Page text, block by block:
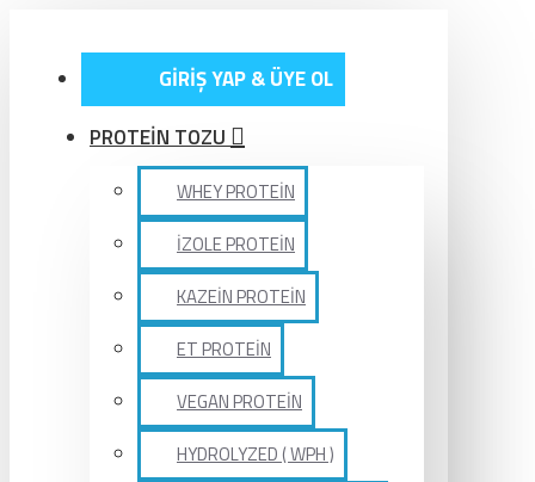
GİRİŞ YAP & ÜYE OL
PROTEİN TOZU
WHEY PROTEİN
İZOLE PROTEİN
KAZEİN PROTEİN
ET PROTEİN
VEGAN PROTEİN
HYDROLYZED ( WPH )